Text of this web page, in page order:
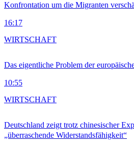
Konfrontation um die Migranten
16:17
Das eigentliche Problem der
10:55
WIRTSCHAFT
Deutschland zeigt trotz chinesischer
„überraschende Widerstandsfähigkeit“
WIRTSCHAFT